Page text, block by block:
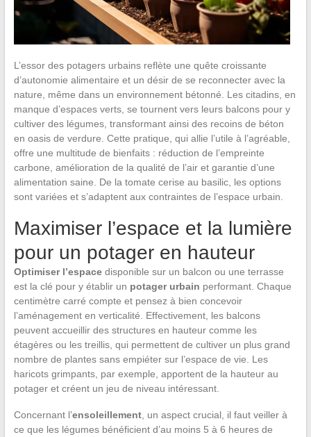
L’essor des potagers urbains reflète une quête croissante
d’autonomie alimentaire et un désir de se reconnecter avec la
nature, même dans un environnement bétonné. Les citadins, en
manque d’espaces verts, se tournent vers leurs balcons pour y
cultiver des légumes, transformant ainsi des recoins de béton
en oasis de verdure. Cette pratique, qui allie l’utile à l’agréable,
offre une multitude de bienfaits : réduction de l’empreinte
carbone, amélioration de la qualité de l’air et garantie d’une
alimentation saine. De la tomate cerise au basilic, les options
sont variées et s’adaptent aux contraintes de l’espace urbain.
Maximiser l’espace et la lumière
pour un potager en hauteur
Optimiser l’espacedisponible sur un balcon ou une terrasse
est la clé pour y établir un potager urbain performant. Chaque
centimètre carré compte et pensez à bien concevoir
l’aménagement en verticalité. Effectivement, les balcons
peuvent accueillir des structures en hauteur comme les
étagères ou les treillis, qui permettent de cultiver un plus grand
nombre de plantes sans empiéter sur l’espace de vie. Les
haricots grimpants, par exemple, apportent de la hauteur au
potager et créent un jeu de niveau intéressant.
Concernant l’ensoleillement, un aspect crucial, il faut veiller à
ce que les légumes bénéficient d’au moins 5 à 6 heures de